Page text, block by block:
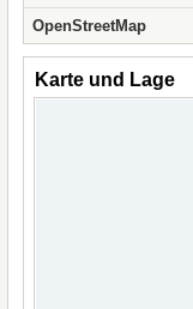
OpenStreetMap
Karte und Lage